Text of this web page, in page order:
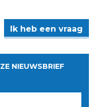
Ik heb een vraag
NIEUWSBRIEF